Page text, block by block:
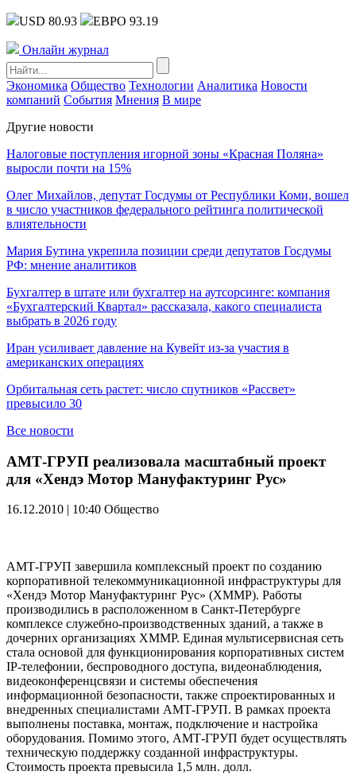
USD 80.93 ЕВРО 93.19
Онлайн журнал
Экономика Общество Технологии Аналитика Новости
компаний События Мнения В мире
Другие новости
Налоговые поступления игорной зоны «Красная Поляна»
выросли почти на 15%
Олег Михайлов, депутат Госдумы от Республики Коми, вошел
в число участников федерального рейтинга политической
влиятельности
Мария Бутина укрепила позиции среди депутатов Госдумы
РФ: мнение аналитиков
Бухгалтер в штате или бухгалтер на аутсорсинге: компания
«Бухгалтерский Квартал» рассказала, какого специалиста
выбрать в 2026 году
Иран усиливает давление на Кувейт из-за участия в
американских операциях
Орбитальная сеть растет: число спутников «Рассвет»
превысило 30
Все новости
АМТ-ГРУП реализовала масштабный проект
для «Хендэ Мотор Мануфактуринг Рус»
16.12.2010 | 10:40 Общество
АМТ-ГРУП завершила комплексный проект по созданию
корпоративной телекоммуникационной инфраструктуры для
«Хендэ Мотор Мануфактуринг Рус» (ХММР). Работы
производились в расположенном в Санкт-Петербурге
комплексе служебно-производственных зданий, а также в
дочерних организациях ХММР. Единая мультисервисная сеть
стала основой для функционирования корпоративных систем
IP-телефонии, беспроводного доступа, видеонаблюдения,
видеоконференцсвязи и системы обеспечения
информационной безопасности, также спроектированных и
внедренных специалистами АМТ-ГРУП. В рамках проекта
выполнены поставка, монтаж, подключение и настройка
оборудования. Помимо этого, АМТ-ГРУП будет осуществлять
техническую поддержку созданной инфраструктуры.
Стоимость проекта превысила 1,5 млн. долл.